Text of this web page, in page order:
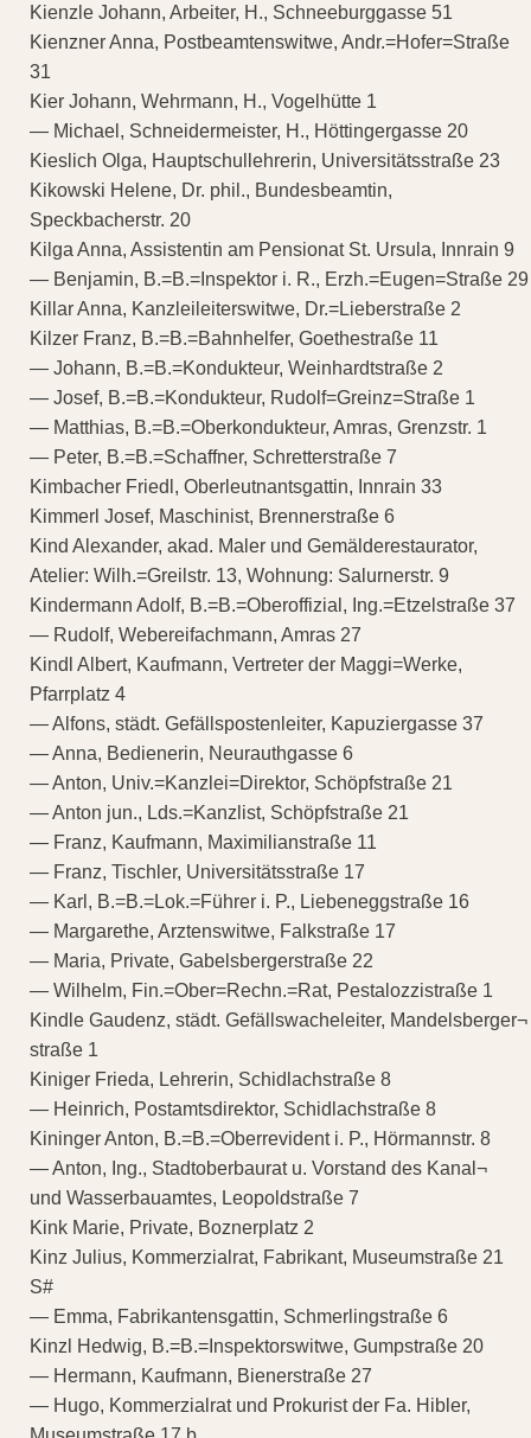
Kienzle Johann, Arbeiter, H., Schneeburggasse 51
Kienzner Anna, Postbeamtenswitwe, Andr.=Hofer=Straße
31
Kier Johann, Wehrmann, H., Vogelhütte 1
— Michael, Schneidermeister, H., Höttingergasse 20
Kieslich Olga, Hauptschullehrerin, Universitätsstraße 23
Kikowski Helene, Dr. phil., Bundesbeamtin,
Speckbacherstr. 20
Kilga Anna, Assistentin am Pensionat St. Ursula, Innrain 9
— Benjamin, B.=B.=Inspektor i. R., Erzh.=Eugen=Straße 29
Killar Anna, Kanzleileiterswitwe, Dr.=Lieberstraße 2
Kilzer Franz, B.=B.=Bahnhelfer, Goethestraße 11
— Johann, B.=B.=Kondukteur, Weinhardtstraße 2
— Josef, B.=B.=Kondukteur, Rudolf=Greinz=Straße 1
— Matthias, B.=B.=Oberkondukteur, Amras, Grenzstr. 1
— Peter, B.=B.=Schaffner, Schretterstraße 7
Kimbacher Friedl, Oberleutnantsgattin, Innrain 33
Kimmerl Josef, Maschinist, Brennerstraße 6
Kind Alexander, akad. Maler und Gemälderestaurator,
Atelier: Wilh.=Greilstr. 13, Wohnung: Salurnerstr. 9
Kindermann Adolf, B.=B.=Oberoffizial, Ing.=Etzelstraße 37
— Rudolf, Webereifachmann, Amras 27
Kindl Albert, Kaufmann, Vertreter der Maggi=Werke,
Pfarrplatz 4
— Alfons, städt. Gefällspostenleiter, Kapuziergasse 37
— Anna, Bedienerin, Neurauthgasse 6
— Anton, Univ.=Kanzlei=Direktor, Schöpfstraße 21
— Anton jun., Lds.=Kanzlist, Schöpfstraße 21
— Franz, Kaufmann, Maximilianstraße 11
— Franz, Tischler, Universitätsstraße 17
— Karl, B.=B.=Lok.=Führer i. P., Liebeneggstraße 16
— Margarethe, Arztenswitwe, Falkstraße 17
— Maria, Private, Gabelsbergerstraße 22
— Wilhelm, Fin.=Ober=Rechn.=Rat, Pestalozzistraße 1
Kindle Gaudenz, städt. Gefällswacheleiter, Mandelsberger¬
straße 1
Kiniger Frieda, Lehrerin, Schidlachstraße 8
— Heinrich, Postamtsdirektor, Schidlachstraße 8
Kininger Anton, B.=B.=Oberrevident i. P., Hörmannstr. 8
— Anton, Ing., Stadtoberbaurat u. Vorstand des Kanal¬
und Wasserbauamtes, Leopoldstraße 7
Kink Marie, Private, Boznerplatz 2
Kinz Julius, Kommerzialrat, Fabrikant, Museumstraße 21
S#
— Emma, Fabrikantensgattin, Schmerlingstraße 6
Kinzl Hedwig, B.=B.=Inspektorswitwe, Gumpstraße 20
— Hermann, Kaufmann, Bienerstraße 27
— Hugo, Kommerzialrat und Prokurist der Fa. Hibler,